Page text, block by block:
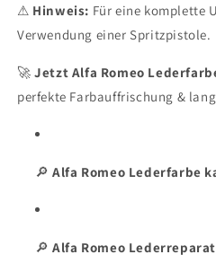
⚠ Hinweis: Für eine komplette
Verwendung einer Spritzpistole.
🚀Jetzt Alfa Romeo
perfekte Farbauffrischung &
🔎Alfa Romeo Lederfarbe
🔎Alfa Romeo